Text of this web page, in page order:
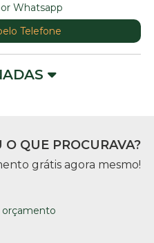
Whatsapp
Telefone
O QUE PROCURAVA?
grátis agora mesmo!